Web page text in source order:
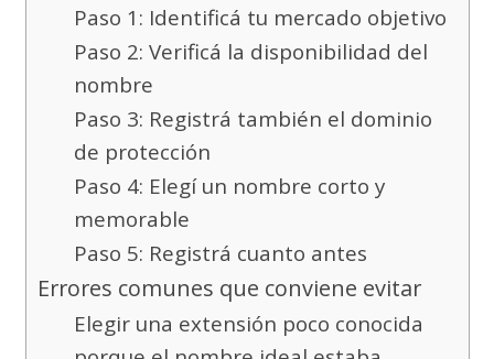
Paso 1: Identificá tu mercado objetivo
Paso 2: Verificá la disponibilidad del
nombre
Paso 3: Registrá también el dominio
de protección
Paso 4: Elegí un nombre corto y
memorable
Paso 5: Registrá cuanto antes
Errores comunes que conviene evitar
Elegir una extensión poco conocida